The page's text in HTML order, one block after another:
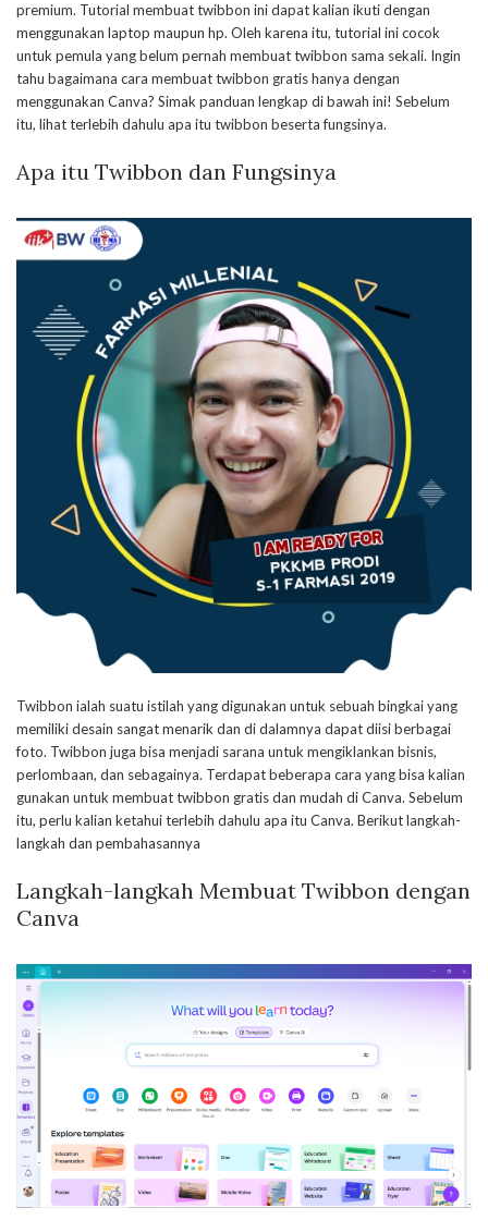
premium. Tutorial membuat twibbon ini dapat kalian ikuti dengan
menggunakan laptop maupun hp. Oleh karena itu, tutorial ini cocok
untuk pemula yang belum pernah membuat twibbon sama sekali. Ingin
tahu bagaimana cara membuat twibbon gratis hanya dengan
menggunakan Canva? Simak panduan lengkap di bawah ini! Sebelum
itu, lihat terlebih dahulu apa itu twibbon beserta fungsinya.
Apa itu Twibbon dan Fungsinya
Twibbon ialah suatu istilah yang digunakan untuk sebuah bingkai yang
memiliki desain sangat menarik dan di dalamnya dapat diisi berbagai
foto. Twibbon juga bisa menjadi sarana untuk mengiklankan bisnis,
perlombaan, dan sebagainya. Terdapat beberapa cara yang bisa kalian
gunakan untuk membuat twibbon gratis dan mudah di Canva. Sebelum
itu, perlu kalian ketahui terlebih dahulu apa itu Canva. Berikut langkah-
langkah dan pembahasannya
Langkah-langkah Membuat Twibbon dengan
Canva